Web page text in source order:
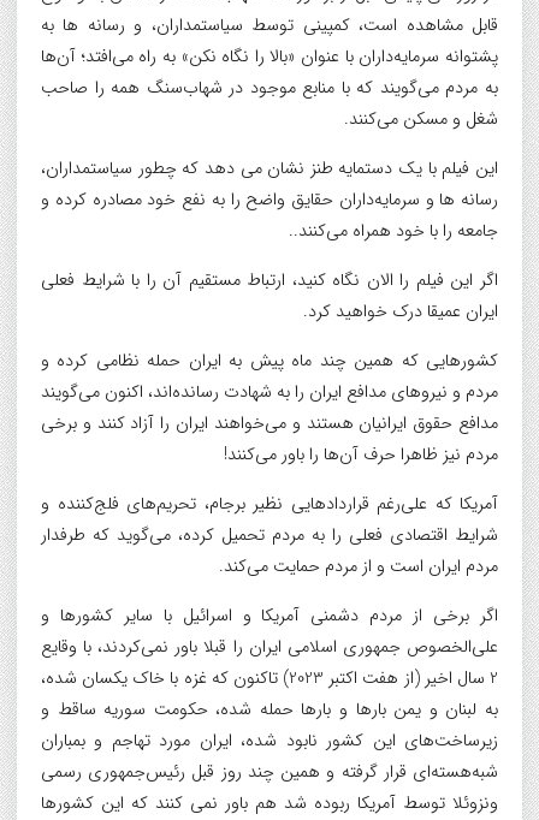
قابل مشاهده است، کمپینی توسط سیاستمداران، و رسانه ها به
پشتوانه سرمایه‌داران با عنوان «بالا را نگاه نکن» به راه می‌افتد؛ آن‌ها
به مردم می‌گویند که با منابع موجود در شهاب‌سنگ همه را صاحب
شغل و مسکن می‌کنند.
این فیلم با یک دستمایه طنز نشان می دهد که چطور سیاستمداران،
رسانه ها و سرمایه‌داران حقایق واضح را به نفع خود مصادره کرده و
جامعه را با خود همراه می‌کنند..
اگر این فیلم را الان نگاه کنید، ارتباط مستقیم آن را با شرایط فعلی
ایران عمیقا درک خواهید کرد.
کشورهایی که همین چند ماه پیش به ایران حمله نظامی کرده‌ و
مردم و نیروهای مدافع ایران را به شهادت رسانده‌اند، اکنون می‌گویند
مدافع حقوق ایرانیان هستند و می‌خواهند ایران را آزاد کنند و برخی
مردم نیز ظاهرا حرف آن‌ها را باور می‌کنند!
آمریکا که علی‌رغم قراردادهایی نظیر برجام، تحریم‌های فلج‌کننده و
شرایط اقتصادی فعلی را به مردم تحمیل کرده، می‌گوید که طرفدار
مردم ایران است و از مردم حمایت می‌کند.
اگر برخی از مردم دشمنی آمریکا و اسرائیل با سایر کشورها و
علی‌الخصوص جمهوری اسلامی ایران را قبلا باور نمی‌کردند، با وقایع
2 سال اخیر (از هفت اکتبر 2023) تاکنون که غزه با خاک یکسان شده،
به لبنان و یمن بارها و بارها حمله شده، حکومت سوریه ساقط و
زیرساخت‌های این کشور نابود شده، ایران مورد تهاجم و بمباران
شبه‌هسته‌ای قرار گرفته و همین چند روز قبل رئیس‌جمهوری رسمی
ونزوئلا توسط آمریکا ربوده شد هم باور نمی کنند که این کشورها